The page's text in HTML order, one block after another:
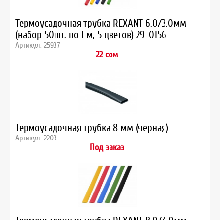
Термоусадочная трубка REXANT 6.0/3.0мм
(набор 50шт. по 1 м, 5 цветов) 29-0156
Артикул: 25937
22 сом
Термоусадочная трубка 8 мм (черная)
Артикул: 2203
Под заказ